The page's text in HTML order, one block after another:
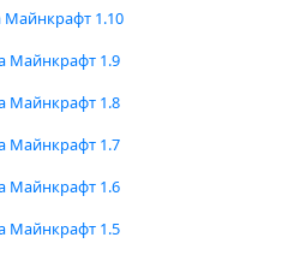
Майнкрафт 1.10
Майнкрафт 1.9
Майнкрафт 1.8
Майнкрафт 1.7
Майнкрафт 1.6
Майнкрафт 1.5